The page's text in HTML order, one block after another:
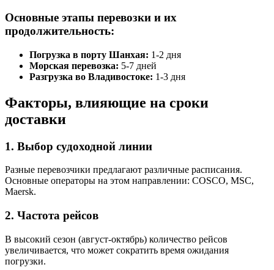
Основные этапы перевозки и их
продолжительность:
Погрузка в порту Шанхая: 1-2 дня
Морская перевозка: 5-7 дней
Разгрузка во Владивостоке: 1-3 дня
Факторы, влияющие на сроки
доставки
1. Выбор судоходной линии
Разные перевозчики предлагают различные расписания.
Основные операторы на этом направлении: COSCO, MSC,
Maersk.
2. Частота рейсов
В высокий сезон (август-октябрь) количество рейсов
увеличивается, что может сократить время ожидания
погрузки.